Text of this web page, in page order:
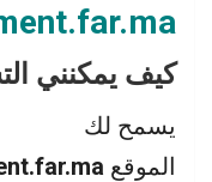
كيف يمكنني
يسمح لك
الموقع